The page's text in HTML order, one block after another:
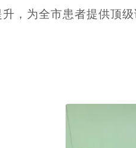
，为全市患者提供顶